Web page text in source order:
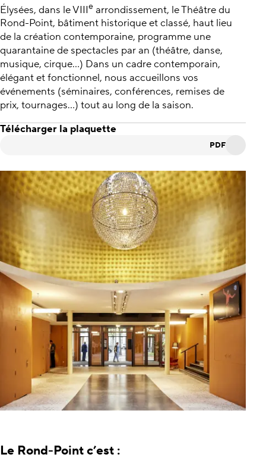
Élysées, dans le VIIIe arrondissement, le Théâtre du
Rond-Point, bâtiment historique et classé, haut lieu
de la création contemporaine, programme une
quarantaine de spectacles par an (théâtre, danse,
musique, cirque...) Dans un cadre contemporain,
élégant et fonctionnel, nous accueillons vos
événements (séminaires, conférences, remises de
prix, tournages...) tout au long de la saison.
Télécharger la plaquette
PDF
Le Rond-Point c’est :